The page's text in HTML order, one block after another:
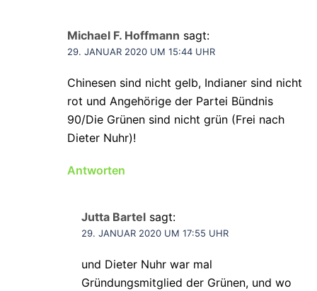
Michael F. Hoffmann sagt:
29. JANUAR 2020 UM 15:44 UHR
Chinesen sind nicht gelb, Indianer sind nicht
rot und Angehörige der Partei Bündnis
90/Die Grünen sind nicht grün (Frei nach
Dieter Nuhr)!
Antworten
Jutta Bartel sagt:
29. JANUAR 2020 UM 17:55 UHR
und Dieter Nuhr war mal
Gründungsmitglied der Grünen, und wo